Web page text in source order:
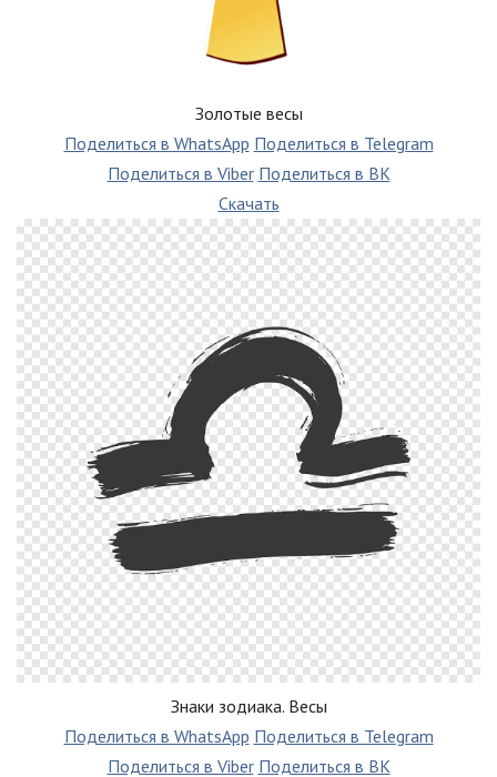
Золотые весы
Поделиться в WhatsApp Поделиться в Telegram
Поделиться в Viber Поделиться в ВК
Скачать
Знаки зодиака. Весы
Поделиться в WhatsApp Поделиться в Telegram
Поделиться в Viber Поделиться в ВК